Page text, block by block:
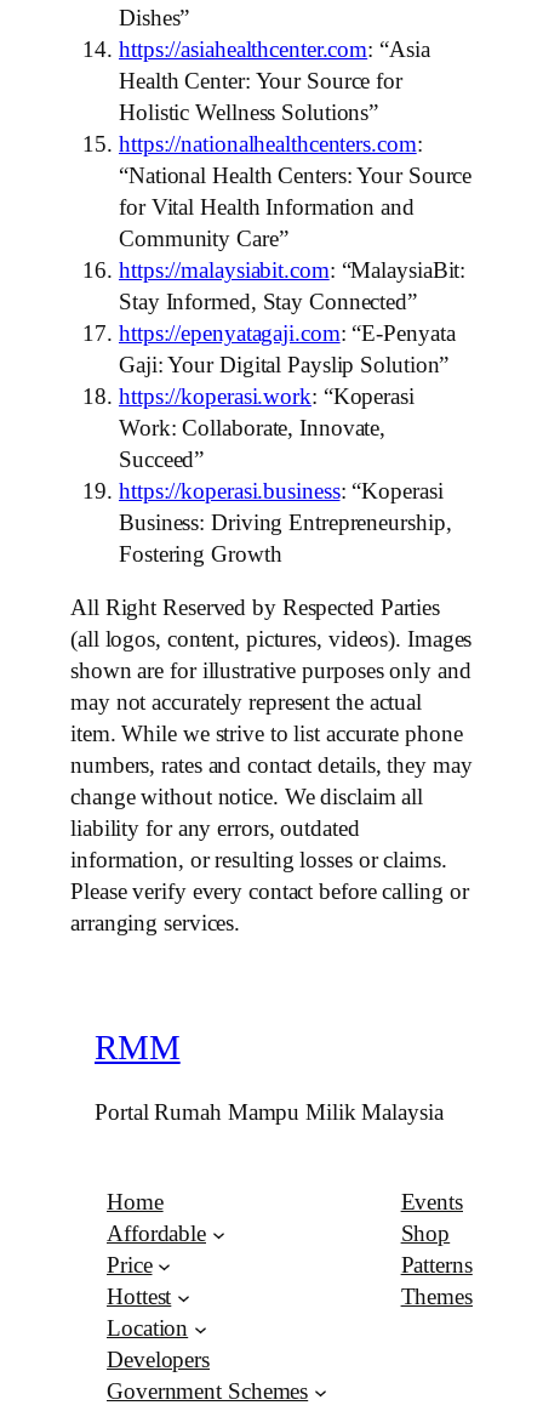
Dishes”
https://asiahealthcenter.com: “Asia
Health Center: Your Source for
Holistic Wellness Solutions”
https://nationalhealthcenters.com:
“National Health Centers: Your Source
for Vital Health Information and
Community Care”
https://malaysiabit.com: “MalaysiaBit:
Stay Informed, Stay Connected”
https://epenyatagaji.com: “E-Penyata
Gaji: Your Digital Payslip Solution”
https://koperasi.work: “Koperasi
Work: Collaborate, Innovate,
Succeed”
https://koperasi.business: “Koperasi
Business: Driving Entrepreneurship,
Fostering Growth
All Right Reserved by Respected Parties
(all logos, content, pictures, videos). Images
shown are for illustrative purposes only and
may not accurately represent the actual
item. While we strive to list accurate phone
numbers, rates and contact details, they may
change without notice. We disclaim all
liability for any errors, outdated
information, or resulting losses or claims.
Please verify every contact before calling or
arranging services.
RMM
Portal Rumah Mampu Milik Malaysia
Home
Affordable
Price
Hottest
Location
Developers
Government Schemes
Events
Shop
Patterns
Themes